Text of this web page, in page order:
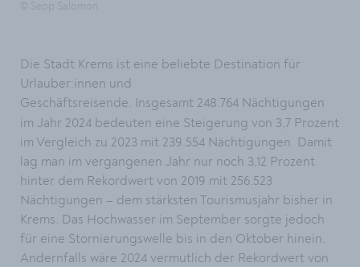
Die Stadt Krems ist eine beliebte Destination für
Urlauber:innen und
Geschäftsreisende. Insgesamt 248.764 Nächtigungen
im Jahr 2024 bedeuten eine Steigerung von 3,7 Prozent
im Vergleich zu 2023 mit 239.554 Nächtigungen. Damit
lag man im vergangenen Jahr nur noch 3,12 Prozent
hinter dem Rekordwert von 2019 mit 256.523
Nächtigungen – dem stärksten Tourismusjahr bisher in
Krems. Das Hochwasser im September sorgte jedoch
für eine Stornierungswelle bis in den Oktober hinein.
Andernfalls wäre 2024 vermutlich der Rekordwert von